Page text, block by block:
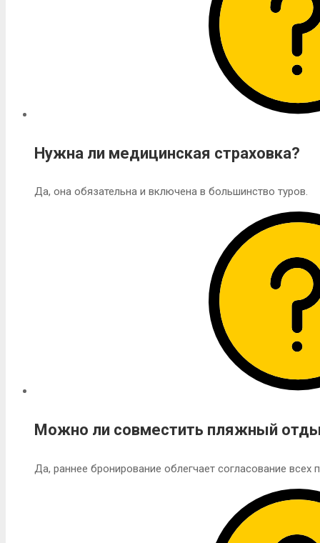
Нужна ли медицинская страховка?
Да, она обязательна и включена в большинство туров.
Можно ли совместить пляжный
Да, раннее бронирование облегчает согласование